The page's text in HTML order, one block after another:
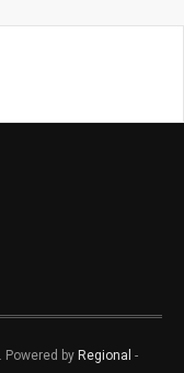
by Regional -